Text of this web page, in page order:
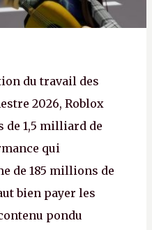
du travail des
2026, Roblox
1,5 milliard de
qui
de 185 millions de
bien payer les
pondu